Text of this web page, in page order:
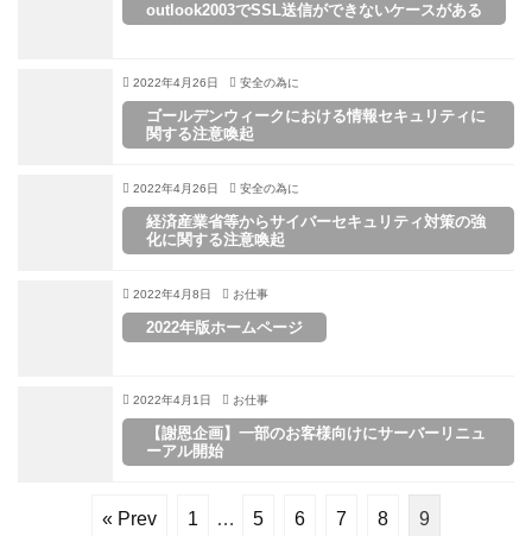
outlook2003でSSL送信ができないケースがある
2022年4月26日 安全の為に
ゴールデンウィークにおける情報セキュリティに
関する注意喚起
2022年4月26日 安全の為に
経済産業省等からサイバーセキュリティ対策の強
化に関する注意喚起
2022年4月8日 お仕事
2022年版ホームページ
2022年4月1日 お仕事
【謝恩企画】一部のお客様向けにサーバーリニュ
ーアル開始
« Prev 1 … 5 6 7 8 9